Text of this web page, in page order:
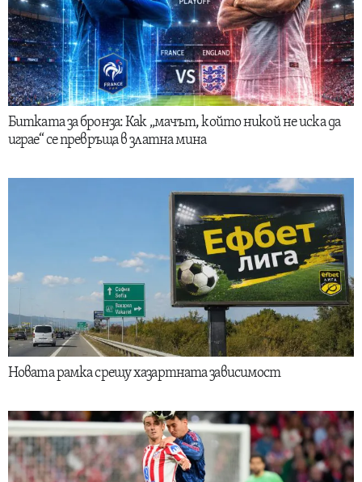
Битката за бронза: Как „мачът, който никой не иска да
играе“ се превръща в златна мина
Новата рамка срещу хазартната зависимост